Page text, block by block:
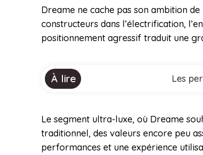
Dreame ne cache pas son ambition
constructeurs dans l’électrification,
positionnement agressif traduit une
À lire Les
Le segment ultra-luxe, où Dreame
traditionnel, des valeurs encore peu
performances et une expérience